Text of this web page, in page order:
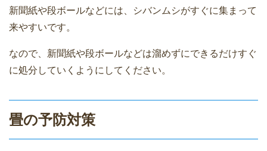
新聞紙や段ボールなどには、シバンムシがすぐに集まって
来やすいです。
なので、新聞紙や段ボールなどは溜めずにできるだけすぐ
に処分していくようにしてください。
畳の予防対策